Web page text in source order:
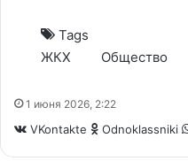
Tags
ЖКХ
Общество
1 июня 2026, 2:22
VKontakte Odnoklassniki